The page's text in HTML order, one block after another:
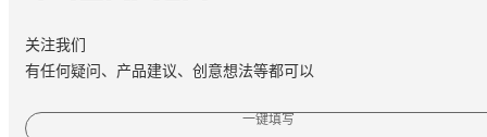
关注我们
有任何疑问、产品建议、创意想法等都可以
一键填写